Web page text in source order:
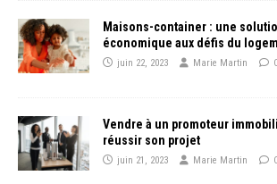
Maisons-container : une
économique aux défis du
juin 22, 2023 Marie Martin
Vendre à un promoteur
réussir son projet
juin 21, 2023 Marie Martin